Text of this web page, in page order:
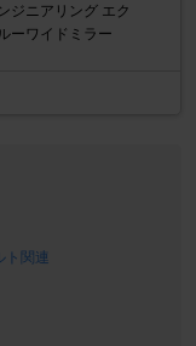
ジニアリング エク
ーワイドミラー
ト関連